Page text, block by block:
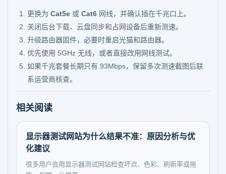
更换为 Cat5e 或 Cat6 网线，并确认插在千兆口上。
关闭后台下载、云盘同步和占网设备后重新测速。
升级路由器固件，必要时重启光猫和路由器。
优先使用 5GHz 无线，或者直接改用网线测试。
如果千兆套餐长期只有 93Mbps，保留多次测速截图后联
系运营商核查。
相关阅读
显示器测试网站为什么结果不准：原因分析与优
化建议
很多用户会用显示器测试网站检查坏点、色彩、刷新率或拖